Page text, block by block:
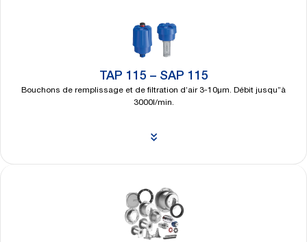
TAP 115 – SAP 115
Bouchons de remplissage et de filtration d’air 3-10µm. Débit jusqu”à
3000l/min.
Découvrir